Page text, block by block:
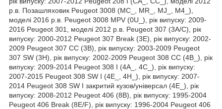
р.в. Позашляховик Peugeot 3008 (MC_, MR_, MJ_, M4_),
моделі 2016 р.в. Peugeot 3008 MPV (0U_), рік випуску: 2009-
2016 Peugeot 301, моделі 2012 р.в. Peugeot 307 (3A/C), рік
випуску: 2000-2012 Peugeot 307 Break (3E), рік випуску: 2002-
2009 Peugeot 307 CC (3B), рік випуску: 2003-2009 Peugeot
307 SW (3H), рік випуску: 2002-2009 Peugeot 308 CC (4B_), рік
випуску: 2009-2014 Peugeot 308 I (4A_, 4C_), рік випуску:
2007-2015 Peugeot 308 SW I (4E_, 4H_), рік випуску: 2007-
2014 Peugeot 308 SW I закритий кузов/універсал (4E_), рік
випуску: 2008-2012 Peugeot 406 (8B), рік випуску: 1995-2004
Peugeot 406 Break (8E/F), рік випуску: 1996-2004 Peugeot 406